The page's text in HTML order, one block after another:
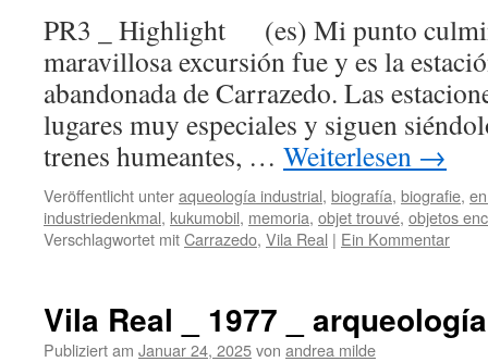
PR3 _ Highlight (es) Mi punto
maravillosa excursión fue y es la
abandonada de Carrazedo. Las
lugares muy especiales y siguen
trenes humeantes, … Weiterlesen →
Veröffentlicht unteraqueología industrial, biografía, biografie,
industriedenkmal, kukumobil, memoria, objet trouvé, objetos
Verschlagwortet mitCarrazedo, Vila Real | Ein Kommentar
Vila Real _ 1977 _
Publiziert am Januar 24, 2025von andrea milde